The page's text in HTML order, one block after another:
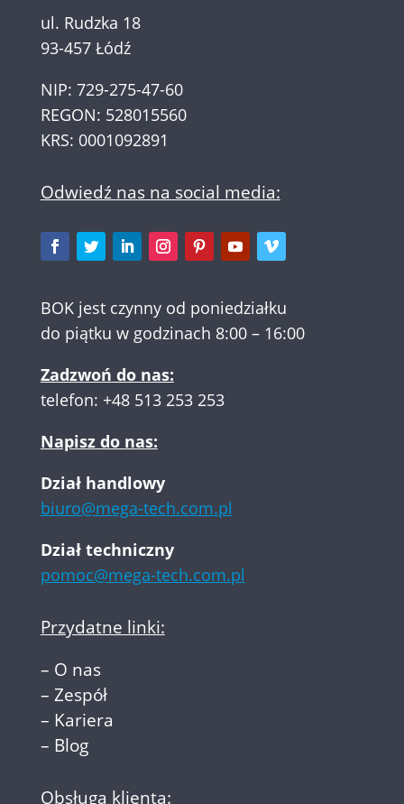
ul. Rudzka 18
93-457 Łódź
NIP: 729-275-47-60
REGON: 528015560
KRS: 0001092891
Odwiedź nas na social media:
BOK jest czynny od poniedziałku
do piątku w godzinach 8:00 – 16:00
Zadzwoń do nas:
telefon: +48 513 253 253
Napisz do nas:
Dział handlowy
biuro@mega-tech.com.pl
Dział techniczny
pomoc@mega-tech.com.pl
Przydatne linki:
– O nas
– Zespół
– Kariera
– Blog
Obsługa klienta: